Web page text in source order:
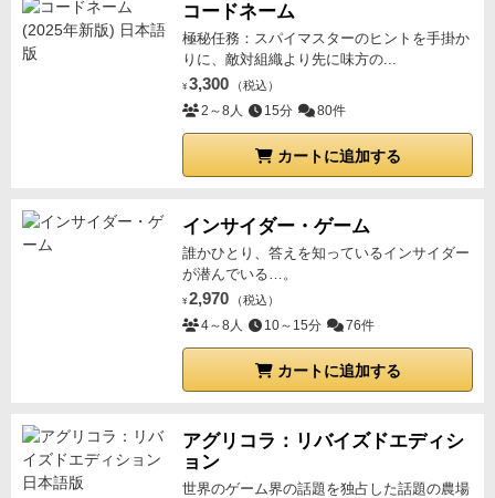
勝てば相手に押し付けることが出来るので、使いどこ
ろを見極めれば強力なカードとなります。対戦では、
これらのカードをいかに操作していくかが重要です。
コードネーム
極秘任務：スパイマスターのヒントを手掛か
りに、敵対組織より先に味方の...
¥ 3,300 （税込）
2～8人 15分 80件
カートに追加する
インサイダー・ゲーム
誰かひとり、答えを知っているインサイダー
が潜んでいる…。
¥ 2,970 （税込）
4～8人 10～15分 76件
カートに追加する
アグリコラ：リバイズドエディシ
ョン
世界のゲーム界の話題を独占した話題の農場